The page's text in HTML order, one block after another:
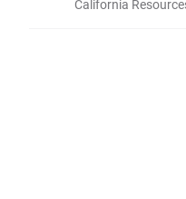
California